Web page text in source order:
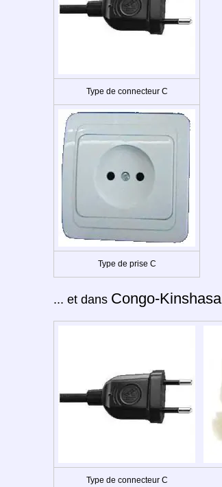
Type de connecteur C
Type de prise C
... et dans Congo-Kinshasa
Type de connecteur C